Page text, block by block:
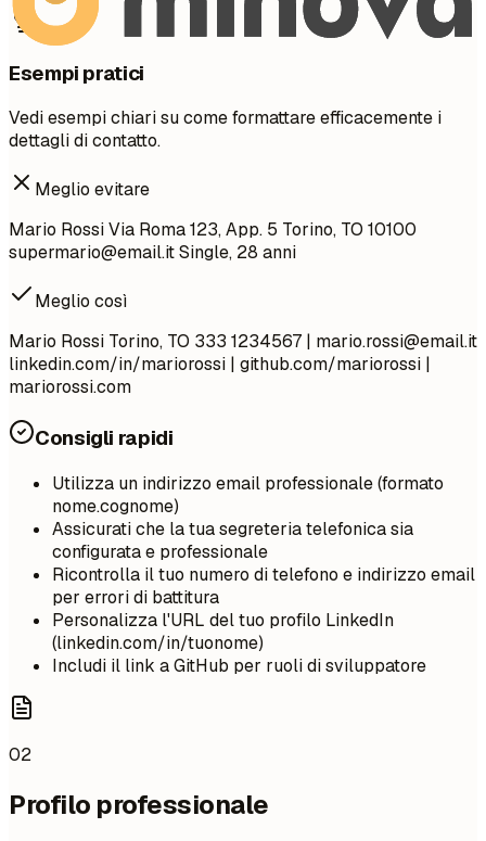
Esempi pratici
Vedi esempi chiari su come formattare efficacemente i
dettagli di contatto.
Meglio evitare
Mario Rossi Via Roma 123, App. 5 Torino, TO 10100
supermario@email.itSingle, 28 anni
Meglio così
Mario Rossi Torino, TO 333 1234567 | mario.rossi@email.it
linkedin.com/in/mariorossi | github.com/mariorossi |
mariorossi.com
Consigli rapidi
Utilizza un indirizzo email professionale (formato
nome.cognome)
Assicurati che la tua segreteria telefonica sia
configurata e professionale
Ricontrolla il tuo numero di telefono e indirizzo email
per errori di battitura
Personalizza l'URL del tuo profilo LinkedIn
(linkedin.com/in/tuonome)
Includi il link a GitHub per ruoli di sviluppatore
02
Profilo professionale